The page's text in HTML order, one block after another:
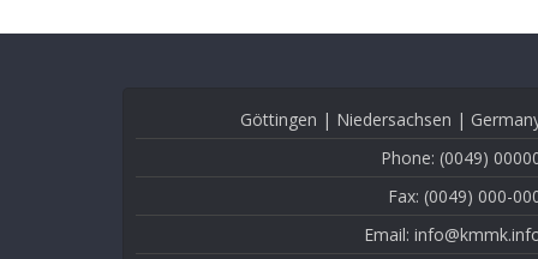
Göttingen | Niedersachsen |
Phone: (0049)
Fax: (0049) 000-
Email: